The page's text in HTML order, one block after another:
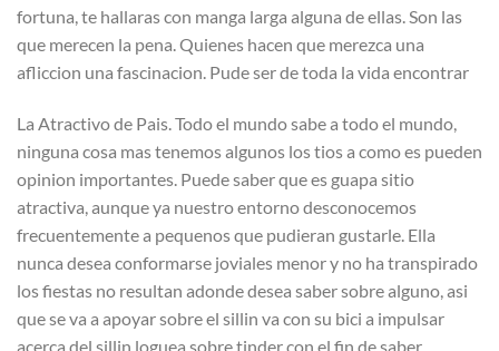
fortuna, te hallaras con manga larga alguna de ellas. Son las
que merecen la pena. Quienes hacen que merezca una
afliccion una fascinacion. Pude ser de toda la vida encontrar
La Atractivo de Pais. Todo el mundo sabe a todo el mundo,
ninguna cosa mas tenemos algunos los tios a como es pueden
opinion importantes. Puede saber que es guapa sitio
atractiva, aunque ya nuestro entorno desconocemos
frecuentemente a pequenos que pudieran gustarle. Ella
nunca desea conformarse joviales menor y no ha transpirado
los fiestas no resultan adonde desea saber sobre alguno, asi
que se va a apoyar sobre el silli­n va con su bici a impulsar
acerca del silli­n loguea sobre tinder con el fin de saber